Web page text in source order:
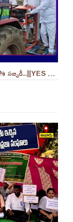
హరిత గోపాల పథకం ద్వారా పశుగ్రాసం సాగు చేస్తే 100% సబ్సిడీ..||YES 9TV